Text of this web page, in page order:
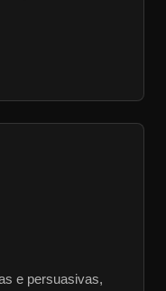
e persuasivas,